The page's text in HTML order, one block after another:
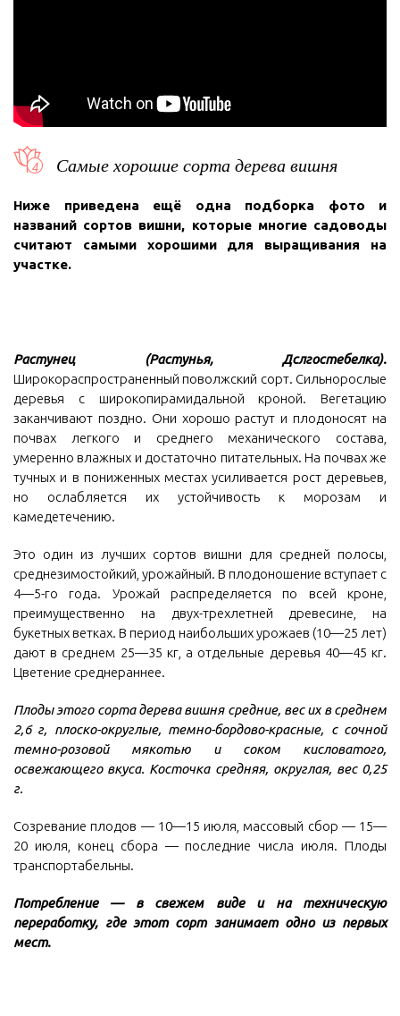
Самые хорошие сорта дерева вишня
Ниже приведена ещё одна подборка фото и
названий сортов вишни, которые многие садоводы
считают самыми хорошими для выращивания на
участке.
Растунец (Растунья, Дслгостебелка).
Широкораспространенный поволжский сорт. Сильнорослые
деревья с широкопирамидальной кроной. Вегетацию
заканчивают поздно. Они хорошо растут и плодоносят на
почвах легкого и среднего механического состава,
умеренно влажных и достаточно питательных. На почвах же
тучных и в пониженных местах усиливается рост деревьев,
но ослабляется их устойчивость к морозам и
камедетечению.
Это один из лучших сортов вишни для средней полосы,
среднезимостойкий, урожайный. В плодоношение вступает с
4—5-го года. Урожай распределяется по всей кроне,
преимущественно на двух-трехлетней древесине, на
букетных ветках. В период наибольших урожаев (10—25 лет)
дают в среднем 25—35 кг, а отдельные деревья 40—45 кг.
Цветение среднераннее.
Плоды этого сорта дерева вишня средние, вес их в среднем
2,6 г, плоско-округлые, темно-бордово-красные, с сочной
темно-розовой мякотью и соком кисловатого,
освежающего вкуса. Косточка средняя, округлая, вес 0,25
г.
Созревание плодов — 10—15 июля, массовый сбор — 15—
20 июля, конец сбора — последние числа июля. Плоды
транспортабельны.
Потребление — в свежем виде и на техническую
переработку, где этот сорт занимает одно из первых
мест.